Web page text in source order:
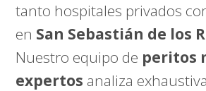
tanto hospitales privados
en San Sebastián de los
Nuestro equipo de peritos
expertos analiza